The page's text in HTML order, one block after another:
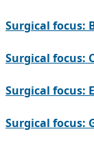
Surgical focus:
Surgical focus:
Surgical focus:
Surgical focus: